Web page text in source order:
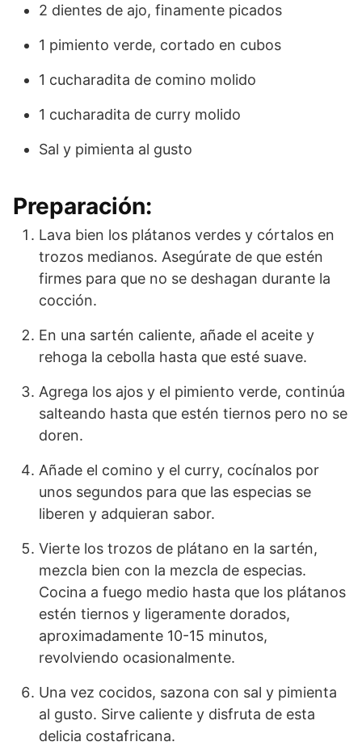
2 dientes de ajo, finamente picados
1 pimiento verde, cortado en cubos
1 cucharadita de comino molido
1 cucharadita de curry molido
Sal y pimienta al gusto
Preparación:
Lava bien los plátanos verdes y córtalos en
trozos medianos. Asegúrate de que estén
firmes para que no se deshagan durante la
cocción.
En una sartén caliente, añade el aceite y
rehoga la cebolla hasta que esté suave.
Agrega los ajos y el pimiento verde, continúa
salteando hasta que estén tiernos pero no se
doren.
Añade el comino y el curry, cocínalos por
unos segundos para que las especias se
liberen y adquieran sabor.
Vierte los trozos de plátano en la sartén,
mezcla bien con la mezcla de especias.
Cocina a fuego medio hasta que los plátanos
estén tiernos y ligeramente dorados,
aproximadamente 10-15 minutos,
revolviendo ocasionalmente.
Una vez cocidos, sazona con sal y pimienta
al gusto. Sirve caliente y disfruta de esta
delicia costafricana.